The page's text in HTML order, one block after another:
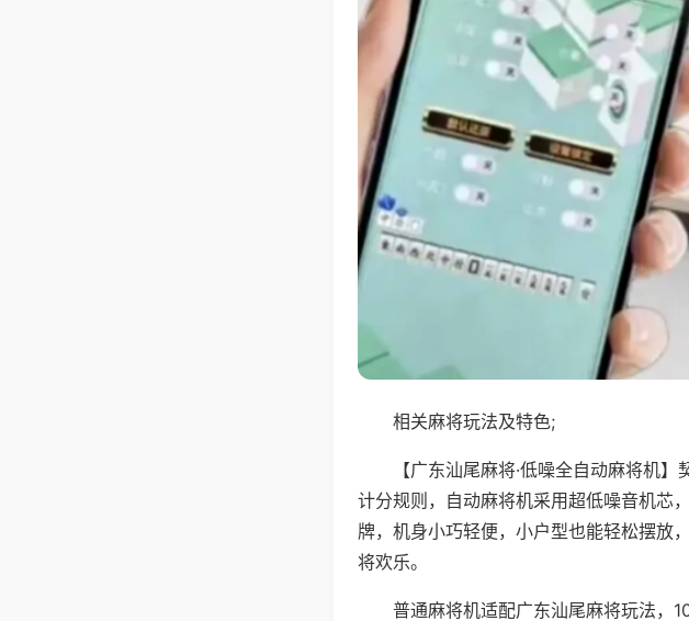
相关麻将玩法及特色;
【广东汕尾麻将·低噪全自动麻将机
计分规则，自动麻将机采用超低噪音机芯
牌，机身小巧轻便，小户型也能轻松摆放
将欢乐。
普通麻将机适配广东汕尾麻将玩法，